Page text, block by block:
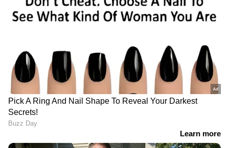
മുഖ്യമന്ത്രിയുടെ
ദുരിതാശ്വാസനിധിയിലേക്ക് അഞ്ച് കോടി
ഏഷ്യാനെറ്റ് ന്യൂസ് വാർത്തകൾ തത്സമയം
കാണാം
RECOMMENDED STORIES